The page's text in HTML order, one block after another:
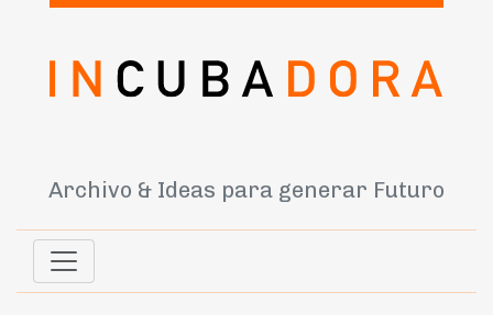
Archivo & Ideas para generar Futuro